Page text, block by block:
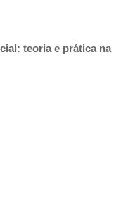
teoria e prática na